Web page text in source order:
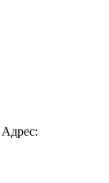
Адрес: